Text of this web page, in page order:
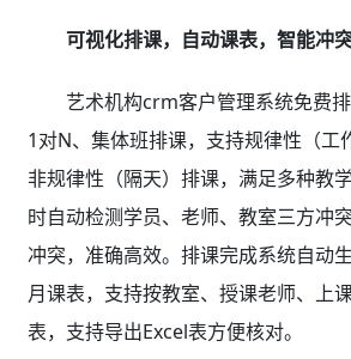
可视化排课，自动课表，智能冲
艺术机构crm客户管理系统免费排
1对N、集体班排课，支持规律性（工
非规律性（隔天）排课，满足多种教
时自动检测学员、老师、教室三方冲
冲突，准确高效。排课完成系统自动
月课表，支持按教室、授课老师、上
表，支持导出Excel表方便核对。